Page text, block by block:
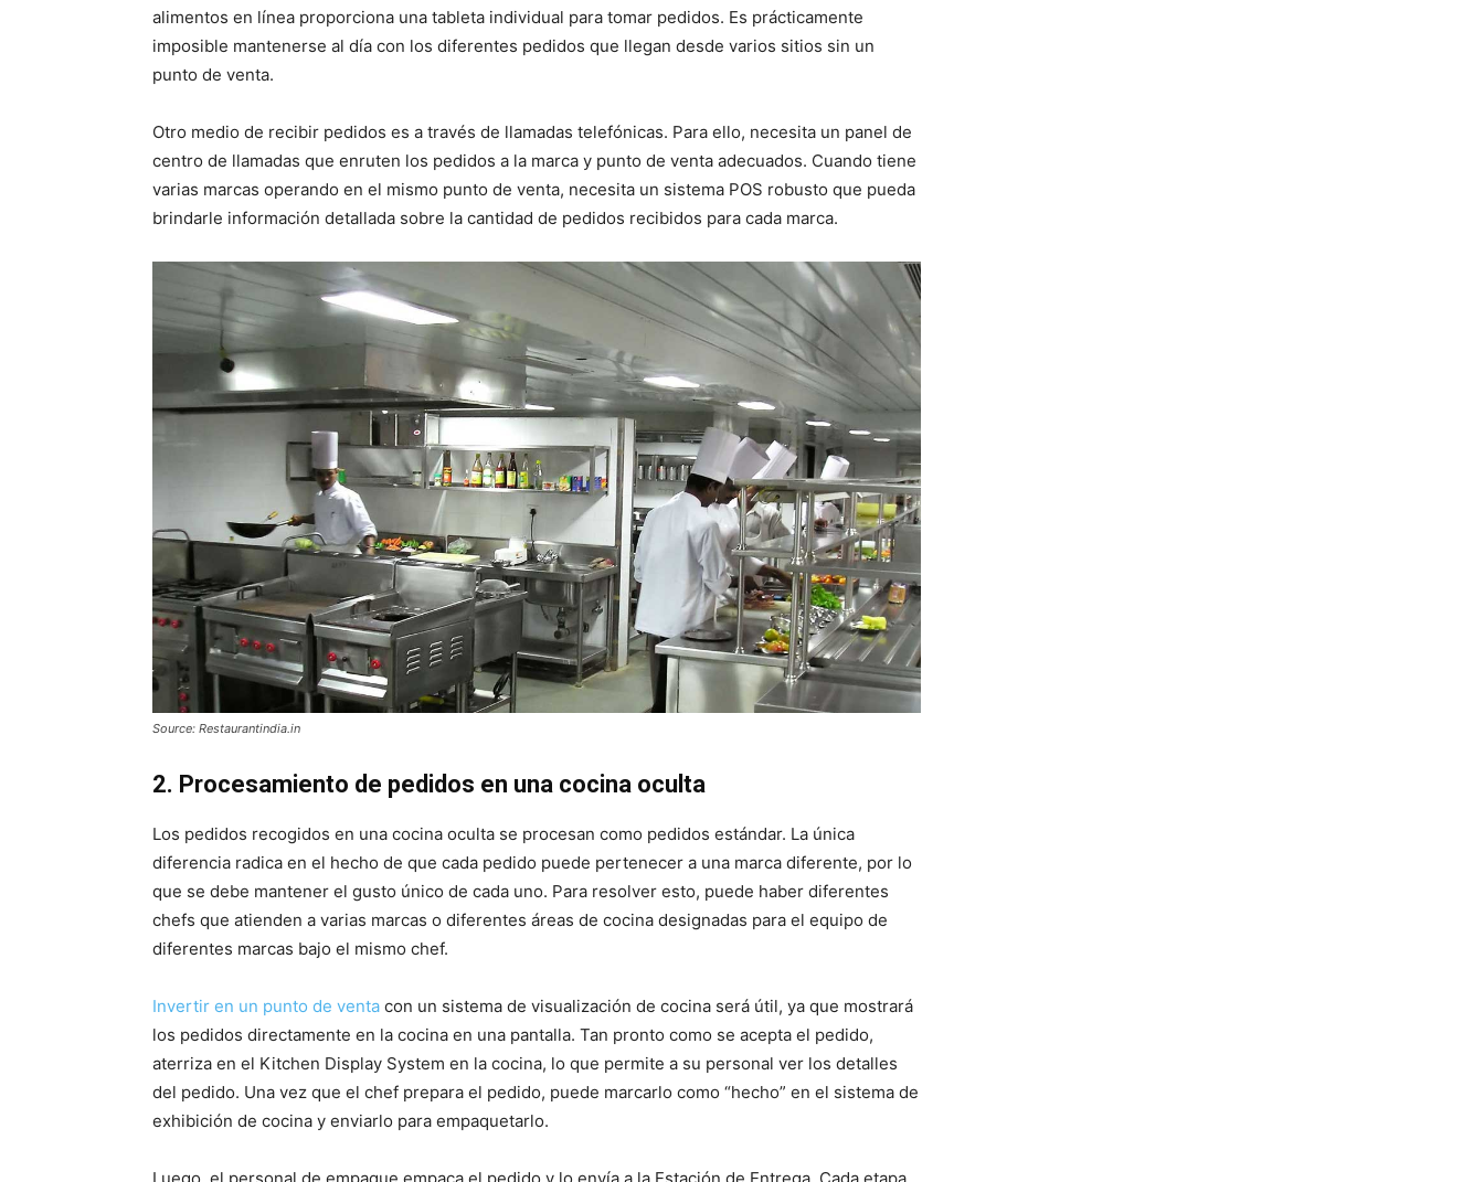
alimentos en línea proporciona una tableta individual para tomar pedidos. Es prácticamente
imposible mantenerse al día con los diferentes pedidos que llegan desde varios sitios sin un
punto de venta.
Otro medio de recibir pedidos es a través de llamadas telefónicas. Para ello, necesita un panel de
centro de llamadas que enruten los pedidos a la marca y punto de venta adecuados. Cuando tiene
varias marcas operando en el mismo punto de venta, necesita un sistema POS robusto que pueda
brindarle información detallada sobre la cantidad de pedidos recibidos para cada marca.
Source: Restaurantindia.in
2. Procesamiento de pedidos en una cocina oculta
Los pedidos recogidos en una cocina oculta se procesan como pedidos estándar. La única
diferencia radica en el hecho de que cada pedido puede pertenecer a una marca diferente, por lo
que se debe mantener el gusto único de cada uno. Para resolver esto, puede haber diferentes
chefs que atienden a varias marcas o diferentes áreas de cocina designadas para el equipo de
diferentes marcas bajo el mismo chef.
Invertir en un punto de venta con un sistema de visualización de cocina será útil, ya que mostrará
los pedidos directamente en la cocina en una pantalla. Tan pronto como se acepta el pedido,
aterriza en el Kitchen Display System en la cocina, lo que permite a su personal ver los detalles
del pedido. Una vez que el chef prepara el pedido, puede marcarlo como “hecho” en el sistema de
exhibición de cocina y enviarlo para empaquetarlo.